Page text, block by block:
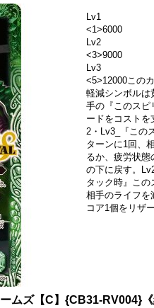
Lv1
<1>6000
Lv2
<3>9000
Lv3
<5>12000この
軽減シンボルは
手の『このスピ
ードをコスト
2・Lv3_『この
ターンに1回、
るか、疲労状態
の下に戻す。
タック時』この
相手のライフを
コア1個をリザ
ムズ【C】{CB31-RV004}《